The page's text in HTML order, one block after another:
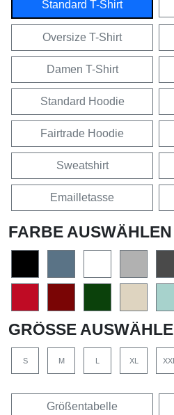
Standard T-Shirt
Oversize T-Shirt
Damen T-Shirt
Standard Hoodie
Fairtrade Hoodie
Sweatshirt
Emailletasse
FARBE AUSWÄHLEN
GRÖSSE AUSWÄHLEN
S M XL XXL
Größentabelle